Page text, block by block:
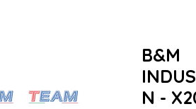
B&M
N -